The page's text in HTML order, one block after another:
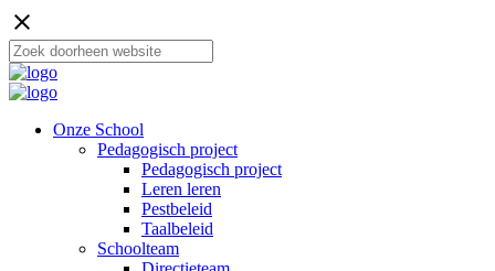
close
Onze School
Pedagogisch project
Pedagogisch project
Leren leren
Pestbeleid
Taalbeleid
Schoolteam